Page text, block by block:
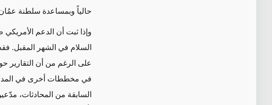
حالياً وبمساعدة سلطنة
وإذا ثبت أن الدعم
السلام في الشهر المقبل.
على الرغم من أن التقارير
في مخططات أخرى في المدى
السابقة من المحادثات،